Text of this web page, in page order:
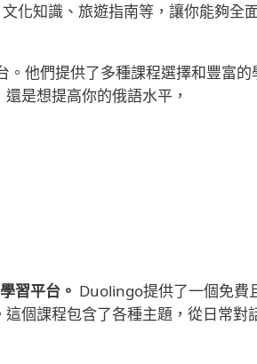
化知識、旅遊指南等，讓你能夠全
他們提供了多種課程選擇和豐富的
是想提高你的俄語水平，
習平台。 Duolingo提供了一個免費
個課程包含了各種主題，從日常對